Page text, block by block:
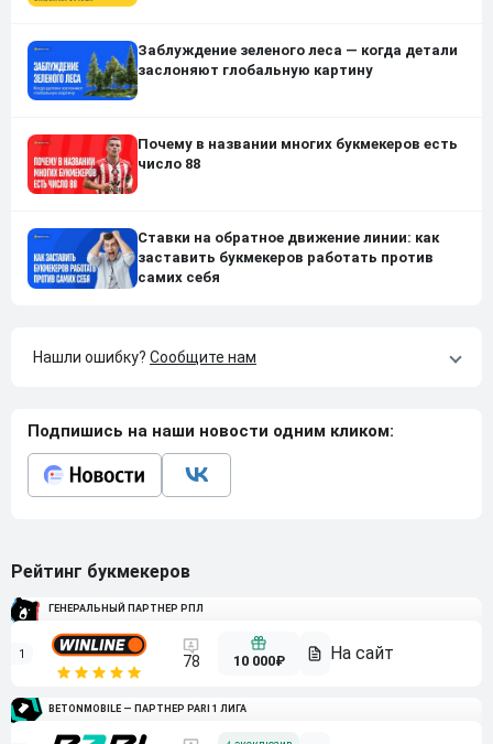
Заблуждение зеленого леса — когда детали
заслоняют глобальную картину
Почему в названии многих букмекеров есть
число 88
Ставки на обратное движение линии: как
заставить букмекеров работать против
самих себя
Нашли ошибку? Сообщите нам
Подпишись на наши новости одним кликом:
Рейтинг букмекеров
ГЕНЕРАЛЬНЫЙ ПАРТНЕР РПЛ
1 78 10 000₽
BETONMOBILE — ПАРТНЕР PARI 1 ЛИГА